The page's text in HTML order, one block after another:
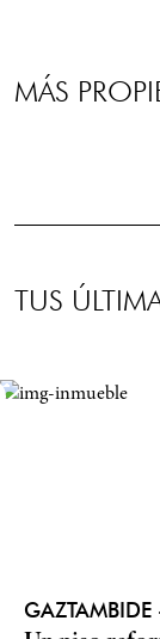
MÁS
TUS
GAZTAMBIDE